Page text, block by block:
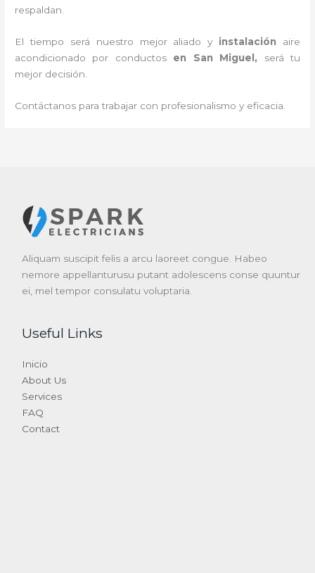
respaldan.
El tiempo será nuestro mejor aliado y instalación aire
acondicionado por conductosen San Miguel , será tu
mejor decisión.
Contáctanos para trabajar con profesionalismo y eficacia.
Aliquam suscipit felis a arcu laoreet congue. Habeo
nemore appellanturusu putant adolescens conse quuntur
ei, mel tempor consulatu voluptaria.
Useful Links
Inicio
About Us
Services
FAQ
Contact